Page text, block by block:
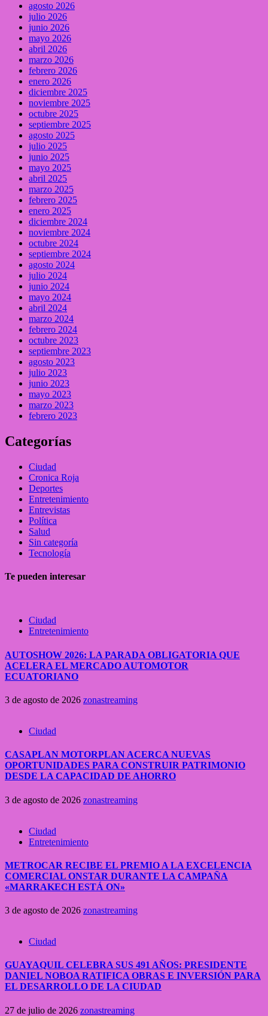
agosto 2026
julio 2026
junio 2026
mayo 2026
abril 2026
marzo 2026
febrero 2026
enero 2026
diciembre 2025
noviembre 2025
octubre 2025
septiembre 2025
agosto 2025
julio 2025
junio 2025
mayo 2025
abril 2025
marzo 2025
febrero 2025
enero 2025
diciembre 2024
noviembre 2024
octubre 2024
septiembre 2024
agosto 2024
julio 2024
junio 2024
mayo 2024
abril 2024
marzo 2024
febrero 2024
octubre 2023
septiembre 2023
agosto 2023
julio 2023
junio 2023
mayo 2023
marzo 2023
febrero 2023
Categorías
Ciudad
Cronica Roja
Deportes
Entretenimiento
Entrevistas
Política
Salud
Sin categoría
Tecnología
Te pueden interesar
Ciudad
Entretenimiento
AUTOSHOW 2026: LA PARADA OBLIGATORIA QUE
ACELERA EL MERCADO AUTOMOTOR
ECUATORIANO
3 de agosto de 2026 zonastreaming
Ciudad
CASAPLAN MOTORPLAN ACERCA NUEVAS
OPORTUNIDADES PARA CONSTRUIR PATRIMONIO
DESDE LA CAPACIDAD DE AHORRO
3 de agosto de 2026 zonastreaming
Ciudad
Entretenimiento
METROCAR RECIBE EL PREMIO A LA EXCELENCIA
COMERCIAL ONSTAR DURANTE LA CAMPAÑA
«MARRAKECH ESTÁ ON»
3 de agosto de 2026 zonastreaming
Ciudad
GUAYAQUIL CELEBRA SUS 491 AÑOS: PRESIDENTE
DANIEL NOBOA RATIFICA OBRAS E INVERSIÓN PARA
EL DESARROLLO DE LA CIUDAD
27 de julio de 2026 zonastreaming